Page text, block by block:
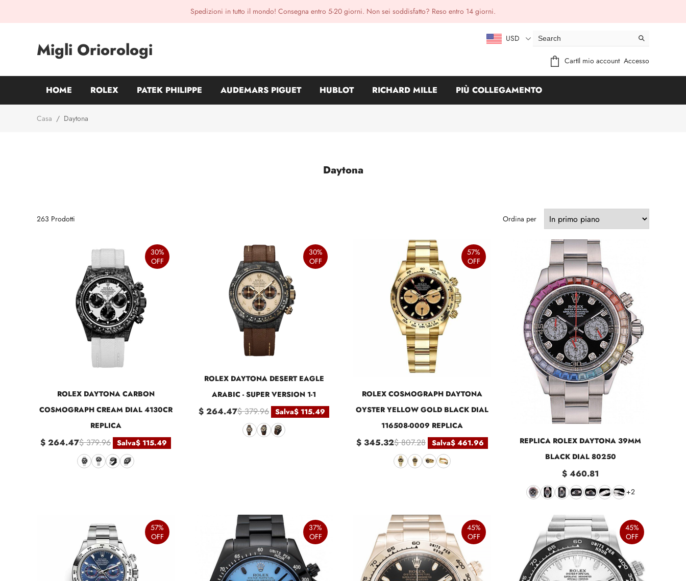
Spedizioni in tutto il mondo! Consegna entro 5-20 giorni. Non sei soddisfatto? Reso entro 14 giorni.
Migli Oriorologi
USD
CartIl mio account Accesso
HOME ROLEX PATEK PHILIPPE AUDEMARS PIGUET HUBLOT RICHARD MILLE PIÙ COLLEGAMENTO
Casa / Daytona
Daytona
263 Prodotti Ordina per
30%
OFF
ROLEX DAYTONA CARBON
COSMOGRAPH CREAM DIAL 4130CR
REPLICA
$ 264.47$ 379.96 Salva$ 115.49
30%
OFF
ROLEX DAYTONA DESERT EAGLE
ARABIC - SUPER VERSION 1-1
$ 264.47$ 379.96 Salva$ 115.49
57%
OFF
ROLEX COSMOGRAPH DAYTONA
OYSTER YELLOW GOLD BLACK DIAL
116508-0009 REPLICA
$ 345.32$ 807.28 Salva$ 461.96
REPLICA ROLEX DAYTONA 39MM
BLACK DIAL 80250
$ 460.81
+2
57%
OFF
37%
OFF
45%
OFF
45%
OFF